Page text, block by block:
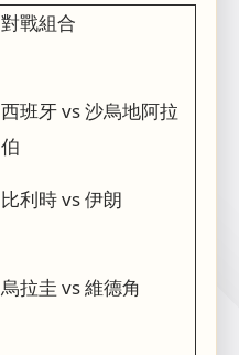
對戰組合
西班牙 vs 沙烏地阿拉
伯
比利時 vs 伊朗
烏拉圭 vs 維德角